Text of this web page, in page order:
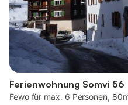
Ferienwohnung Somvi 56
Fewo für max. 6 Personen,